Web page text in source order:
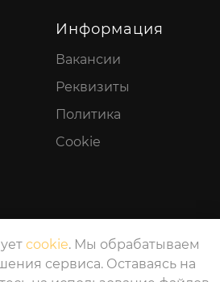
Информация
Вакансии
Реквизиты
Политика
Cookie
cookie. Мы обрабатываем
сервиса. Оставаясь на